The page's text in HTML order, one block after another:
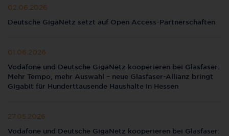
02.06.2026
Deutsche GigaNetz setzt auf Open Access-Partnerschaften
01.06.2026
Vodafone und Deutsche GigaNetz kooperieren bei Glasfaser:
Mehr Tempo, mehr Auswahl – neue Glasfaser-Allianz bringt
Gigabit für Hunderttausende Haushalte in Hessen
27.05.2026
Vodafone und Deutsche GigaNetz kooperieren bei Glasfaser: